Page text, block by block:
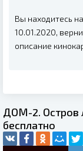
Вы находитесь
10.01.2020,
описание
ДОМ-2. Остров
бесплатно